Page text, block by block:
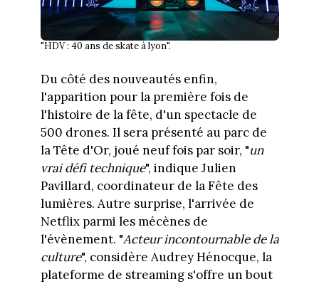
"HDV : 40 ans de skate à lyon".
Du côté des nouveautés enfin,
l'apparition pour la première fois de
l'histoire de la fête, d'un spectacle de
500 drones. Il sera présenté au parc de
la Tête d'Or, joué neuf fois par soir, "un
vrai défi technique", indique Julien
Pavillard, coordinateur de la Fête des
lumières. Autre surprise, l'arrivée de
Netflix parmi les mécènes de
l'évènement. "Acteur incontournable de la
culture", considère Audrey Hénocque, la
plateforme de streaming s'offre un bout